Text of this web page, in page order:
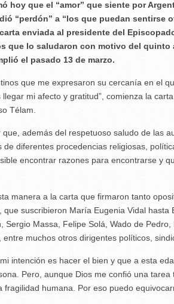
hoy que el “amor” que siente por
“perdón” a “los que puedan sentirse
enviada al presidente del
que lo saludaron con motivo del quinto
el pasado 13 de marzo.
que me expresaron su cercanía en el
mi afecto y gratitud”, comienza la
Télam.
que, además del respetuoso saludo de las
diferentes procedencias religiosas,
encontrar razones para encontrarse y
manera a la carta que firmaron tanto
que suscribieron María Eugenia Vidal hasta
Sergio Massa, Felipe Solá, Wado de Pedro,
entre muchos otros dirigentes políticos,
intención es hacer el bien y que a esta
Pero, aunque Dios me confió una tarea
fragilidad humana. Por eso puedo